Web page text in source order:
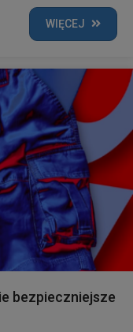
WIĘCEJ
bezpieczniejsze